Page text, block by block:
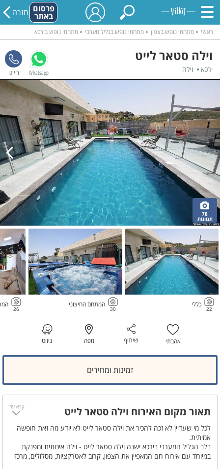
פרסום
באתר חזרה
ראשי מתחמי נופש בצפון מתחמי נופש בגליל מערבי מתחמי נופש בירכא
וילה סטאר לייט
ירכא וילה Whatsapp
78
תמונות
22
כללי
30
המתחם החיצוני
26
אהבתי שיתוף מפה ניווט
זמינות ומחירים
תאור מקום האירוח וילה סטאר לייט
לכל מי שעדיין לא זכה להכיר את וילה סטאר לייט לא יודע מה זאת חופשה
אמיתית.
בלב הגליל המערבי בירכא ישנה וילה סטאר לייט - וילה איכותית ומפנקת
במיוחד עם אירוח חם המאפיין את הצפון, קרוב לאטרקציות, מסלולים, מרכזי
קרא עוד